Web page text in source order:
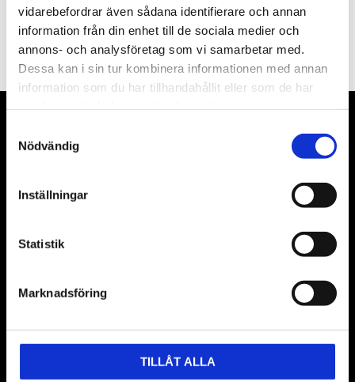
vidarebefordrar även sådana identifierare och annan
information från din enhet till de sociala medier och
annons- och analysföretag som vi samarbetar med.
Dessa kan i sin tur kombinera informationen med annan
information som du har tillhandahållit eller som de har
Nödvändig
Inställningar
Statistik
Marknadsföring
TILLÅT ALLA
PRENUMERERA
Dina personuppgifter behandlas i enlighet med vårintegritetspolicy
Våra främsta leverantörer är KS Tools verktyg, ATH billyftar
& däckmaskiner och Master luftmaskiner. Kontakta oss
gärna om vad som helst då vi gör vårt yttersta för att hjälpa